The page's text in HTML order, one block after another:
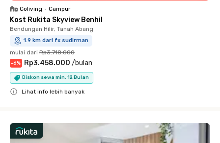
Coliving • Campur
Kost Rukita Skyview Benhil
Bendungan Hilir, Tanah Abang
1.9 km dari fx sudirman
mulai dari Rp3.718.000
-6% Rp3.458.000 /bulan
Diskon sewa min. 12 Bulan
Lihat info lebih banyak